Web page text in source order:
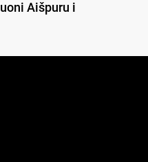
Aišpuru i